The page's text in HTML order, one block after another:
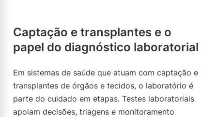
Captação e transplantes e o
papel do diagnóstico laboratorial
Em sistemas de saúde que atuam com captação e
transplantes de órgãos e tecidos, o laboratório é
parte do cuidado em etapas. Testes laboratoriais
apoiam decisões, triagens e monitoramento